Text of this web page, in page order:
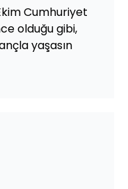
Cumhuriyet
olduğu gibi,
yaşasın